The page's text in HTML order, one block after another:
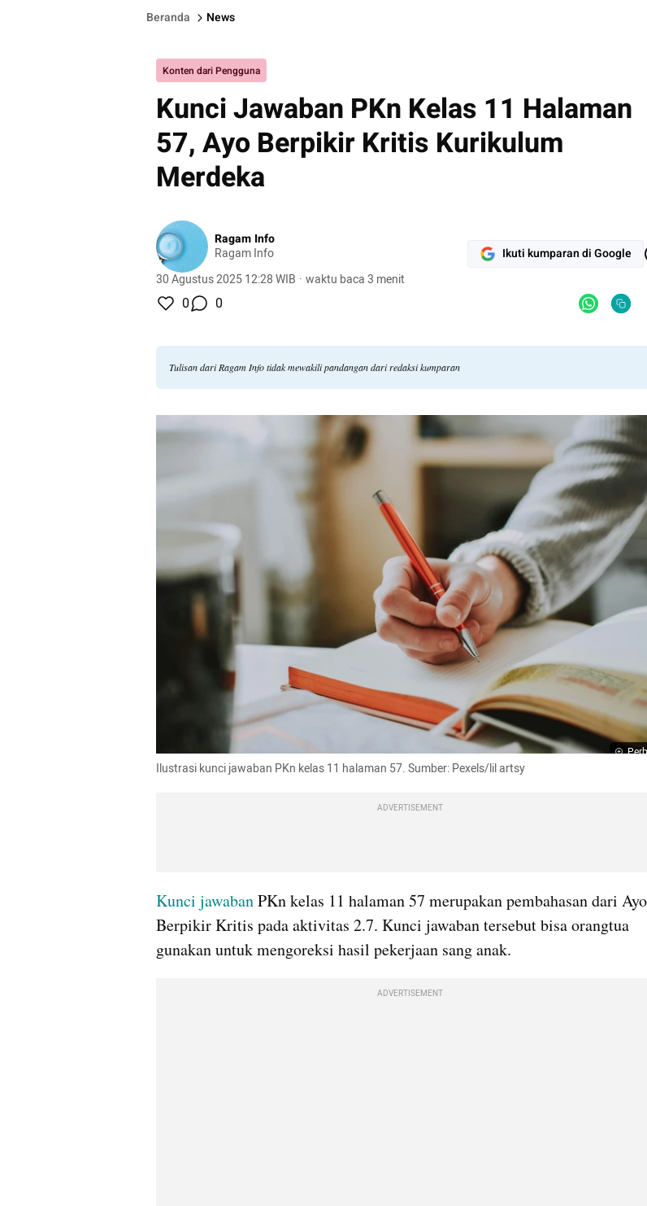
Beranda News
Konten dari Pengguna
Kunci Jawaban PKn Kelas 11 Halaman
57, Ayo Berpikir Kritis Kurikulum
Merdeka
Ragam Info
Ragam Info
30 Agustus 2025 12:28 WIB · waktu baca 3 menit
Ikuti kumparan di Google
0 0
Tulisan dari Ragam Info tidak mewakili pandangan dari redaksi kumparan
Ilustrasi kunci jawaban PKn kelas 11 halaman 57. Sumber: Pexels/lil artsy
ADVERTISEMENT
Kunci jawaban PKn kelas 11 halaman 57 merupakan pembahasan dari Ayo
Berpikir Kritis pada aktivitas 2.7. Kunci jawaban tersebut bisa orangtua
gunakan untuk mengoreksi hasil pekerjaan sang anak.
ADVERTISEMENT